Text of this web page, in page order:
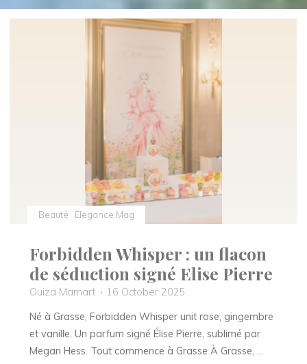
Beauté Elegance Mag
Forbidden Whisper : un flacon
de séduction signé Elise Pierre
Ouiza Mamart
16 October 2025
Né à Grasse, Forbidden Whisper unit rose, gingembre
et vanille. Un parfum signé Élise Pierre, sublimé par
Megan Hess. Tout commence à Grasse À Grasse, …